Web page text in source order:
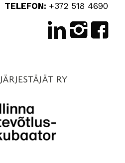
TELEFON: +372 518 4690